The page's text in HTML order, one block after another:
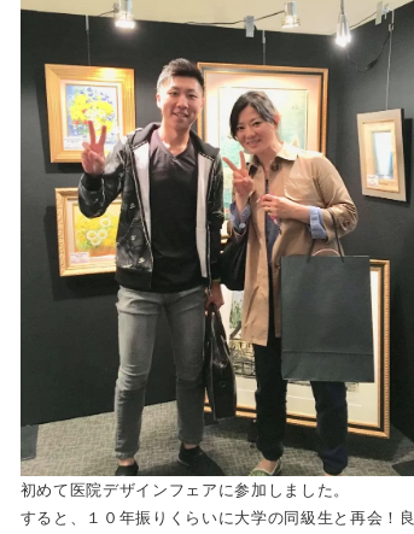
初めて医院デザインフェアに参加しました。
すると、１０年振りくらいに大学の同級生と再会！良